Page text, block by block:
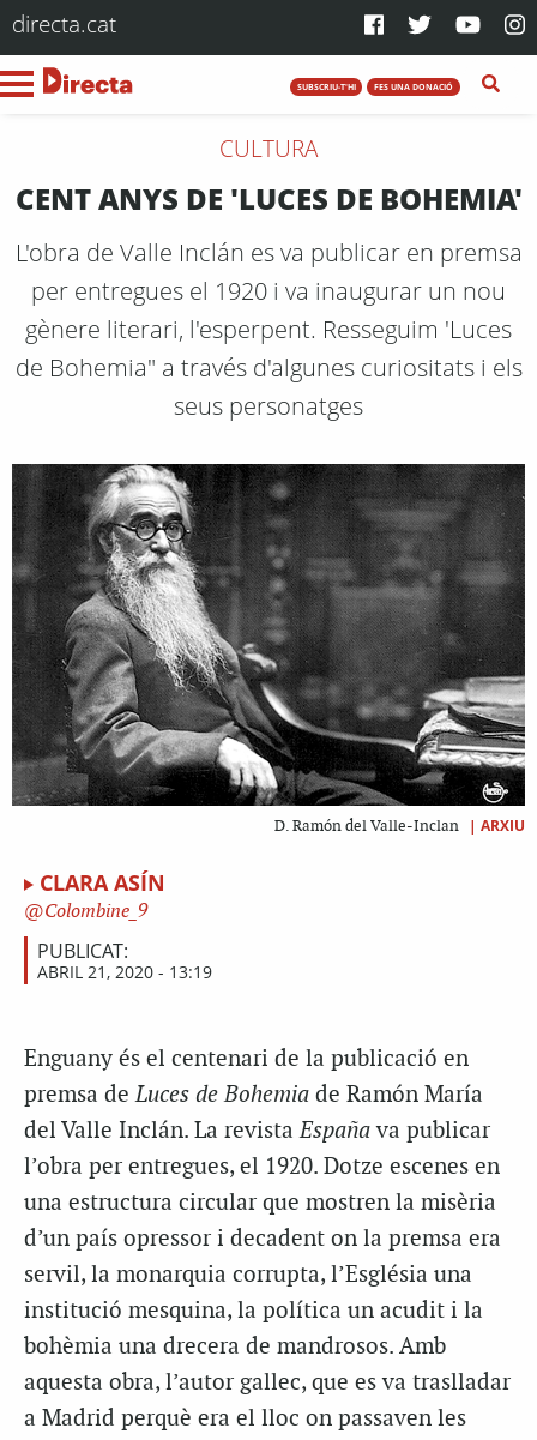
directa.cat
SUBSCRIU-T'HI FES UNA DONACIÓ
CULTURA
CENT ANYS DE 'LUCES DE BOHEMIA'
L'obra de Valle Inclán es va publicar en premsa
per entregues el 1920 i va inaugurar un nou
gènere literari, l'esperpent. Resseguim 'Luces
de Bohemia" a través d'algunes curiositats i els
seus personatges
D. Ramón del Valle-Inclan | ARXIU
CLARA ASÍN
Colombine_9
PUBLICAT:
ABRIL 21, 2020 - 13:19
Enguany és el centenari de la publicació en
premsa deLuces de Bohemia de Ramón María
del Valle Inclán. La revistaEspañava publicar
l’obra per entregues, el 1920. Dotze escenes en
una estructura circular que mostren la misèria
d’un país opressor i decadent on la premsa era
servil, la monarquia corrupta, l’Església una
institució mesquina, la política un acudit i la
bohèmia una drecera de mandrosos. Amb
aquesta obra, l’autor gallec, que es va traslladar
a Madrid perquè era el lloc on passaven les